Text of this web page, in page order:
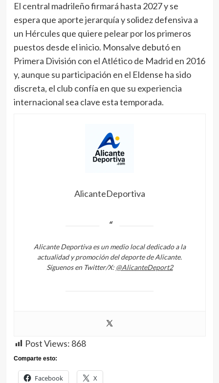
El central madrileño firmará hasta 2027 y se
espera que aporte jerarquía y solidez defensiva a
un Hércules que quiere pelear por los primeros
puestos desde el inicio. Monsalve debutó en
Primera División con el Atlético de Madrid en 2016
y, aunque su participación en el Eldense ha sido
discreta, el club confía en que su experiencia
internacional sea clave esta temporada.
AlicanteDeportiva
Alicante Deportiva es un medio local dedicado a la
actualidad y promoción del deporte de Alicante.
Síguenos en Twitter/X: @AlicanteDeport2
Post Views: 868
Comparte esto:
Facebook X